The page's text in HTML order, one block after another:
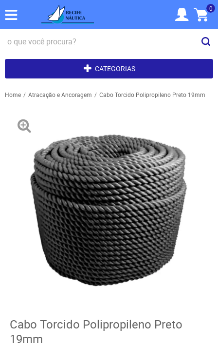
0
CATEGORIAS
Home Atracação e Ancoragem Cabo Torcido Polipropileno Preto 19mm
Cabo Torcido Polipropileno Preto
19mm